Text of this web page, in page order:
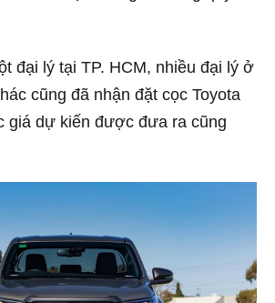
đại lý tại TP. HCM, nhiều đại lý ở
cũng đã nhận đặt cọc Toyota
giá dự kiến được đưa ra cũng